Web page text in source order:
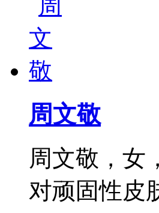
周文敬
周文敬，女
对顽固性皮